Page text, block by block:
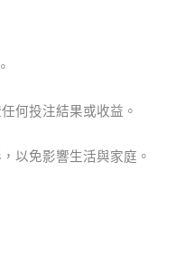
何投注結果或收益。
以免影響生活與家庭。